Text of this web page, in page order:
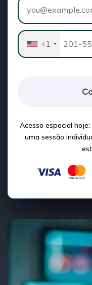
+1
Acesso especial
uma sessão